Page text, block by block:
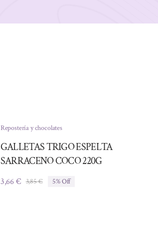
Repostería y chocolates
GALLETAS TRIGO ESPELTA
SARRACENO COCO 220G
3,85€El
3,66€
El
5% Off